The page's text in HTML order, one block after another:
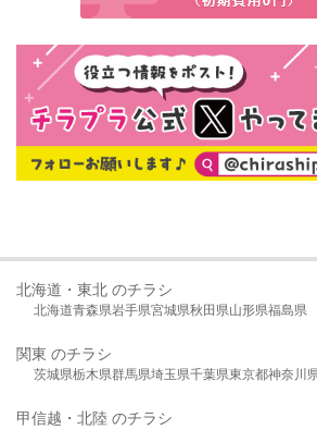
北海道・東北 のチラシ
北海道青森県岩手県宮城県秋田県山形県福島県
関東 のチラシ
茨城県栃木県群馬県埼玉県千葉県東京都神奈川
甲信越・北陸 のチラシ